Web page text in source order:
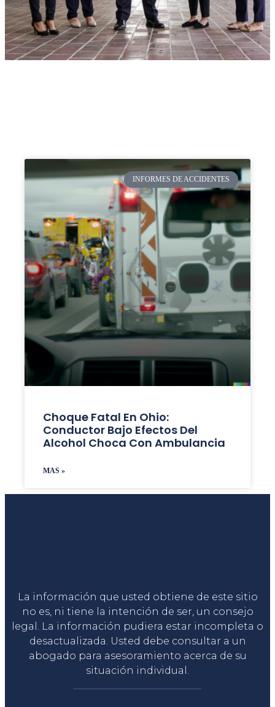
INFORMES DE ACCIDENTES
Choque Fatal En Ohio:
Conductor Bajo Efectos Del
Alcohol Choca Con Ambulancia
MAS »
La información que usted obtiene de este sitio
no es, ni tiene la intención de ser, un consejo
legal. La información pudiera estar incompleta o
desactualizada. Usted debe consultar a un
abogado para asesoramiento acerca de su
situación individual.